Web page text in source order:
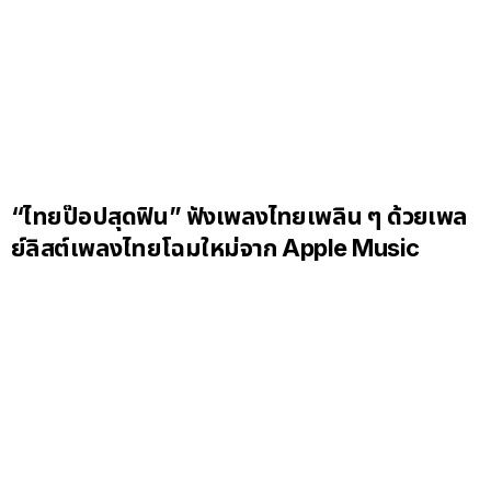
“ไทยป๊อปสุดฟิน” ฟังเพลงไทยเพลิน ๆ ด้วยเพล
ย์ลิสต์เพลงไทยโฉมใหม่จาก Apple Music